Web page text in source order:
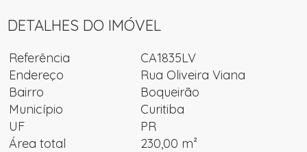
DETALHES DO IMÓVEL
Referência
CA1835LV
Endereço
Rua Oliveira Viana
Bairro
Boqueirão
Município
Curitiba
UF
PR
Área total
230,00 m²